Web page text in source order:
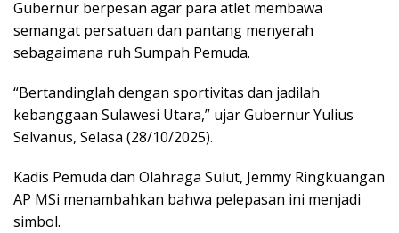
Gubernur berpesan agar para atlet membawa
semangat persatuan dan pantang menyerah
sebagaimana ruh Sumpah Pemuda.
“Bertandinglah dengan sportivitas dan jadilah
kebanggaan Sulawesi Utara,” ujar Gubernur Yulius
Selvanus, Selasa (28/10/2025).
Kadis Pemuda dan Olahraga Sulut, Jemmy Ringkuangan
AP MSi menambahkan bahwa pelepasan ini menjadi
simbol.